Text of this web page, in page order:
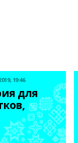
19:46
для